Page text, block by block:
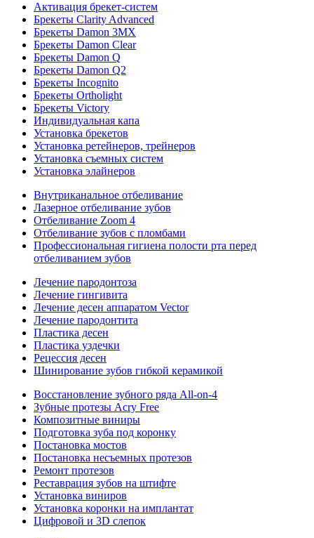
Активация брекет-систем
Брекеты Clarity Advanced
Брекеты Damon 3MX
Брекеты Damon Clear
Брекеты Damon Q
Брекеты Damon Q2
Брекеты Incognito
Брекеты Ortholight
Брекеты Victory
Индивидуальная капа
Установка брекетов
Установка ретейнеров, трейнеров
Установка съемных систем
Установка элайнеров
Внутриканальное отбеливание
Лазерное отбеливание зубов
Отбеливание Zoom 4
Отбеливание зубов с пломбами
Профессиональная гигиена полости рта перед
отбеливанием зубов
Лечение пародонтоза
Лечение гингивита
Лечение десен аппаратом Vector
Лечение пародонтита
Пластика десен
Пластика уздечки
Рецессия десен
Шинирование зубов гибкой керамикой
Восстановление зубного ряда All‑on‑4
Зубные протезы Acry Free
Композитные виниры
Подготовка зуба под коронку
Постановка мостов
Постановка несъемных протезов
Ремонт протезов
Реставрация зубов на штифте
Установка виниров
Установка коронки на имплантат
Цифровой и 3D слепок